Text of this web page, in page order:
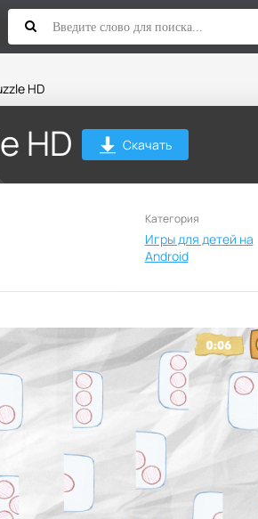
HD
HD Скачать
Категория
Игры для детей на
Android